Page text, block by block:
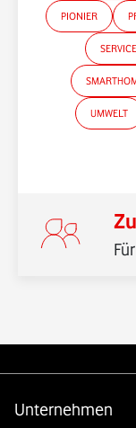
*Gender-
PIONIER
SERVICE
UMWELT
Unternehmen